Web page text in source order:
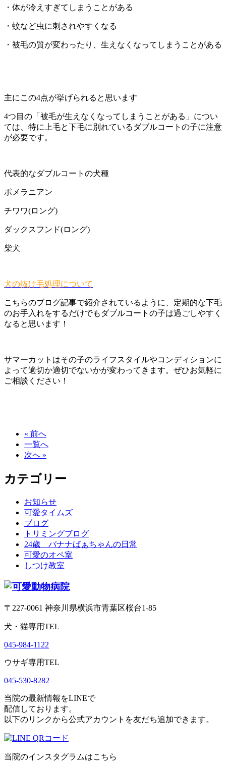
・体が冷えすぎてしまうことがある
・蚊など虫に刺されやすくなる
・被毛の質が変わったり、生えなくなってしまうことがある
主にこの4点が挙げられると思います
4つ目の「被毛が生えなくなってしまうことがある」につい
ては、特に上毛と下毛に別れているダブルコートの子に注意
が必要です。
代表的なダブルコートの犬種
ポメラニアン
チワワ(ロング)
ダックスフンド(ロング)
柴犬
犬の抜け毛処理について
こちらのブログ記事で紹介されているように、定期的な下毛
のお手入れをするだけでもダブルコートの子は過ごしやすく
なると思います！
サマーカットはその子のライフスタイルやコンディションに
よって適切か適切でないかが変わってきます。ぜひお気軽に
ご相談ください！
« 前へ
一覧へ
次へ »
カテゴリー
お知らせ
可愛タイムズ
ブログ
トリミングブログ
24歳 バナナばぁちゃんの日常
可愛のオペ室
しつけ教室
〒227-0061 神奈川県横浜市青葉区桜台1‐85
犬・猫専用TEL
045-984-1122
ウサギ専用TEL
045-530-8282
当院の最新情報をLINEで
配信しております。
以下のリンクから公式アカウントを友だち追加できます。
当院のインスタグラムはこちら